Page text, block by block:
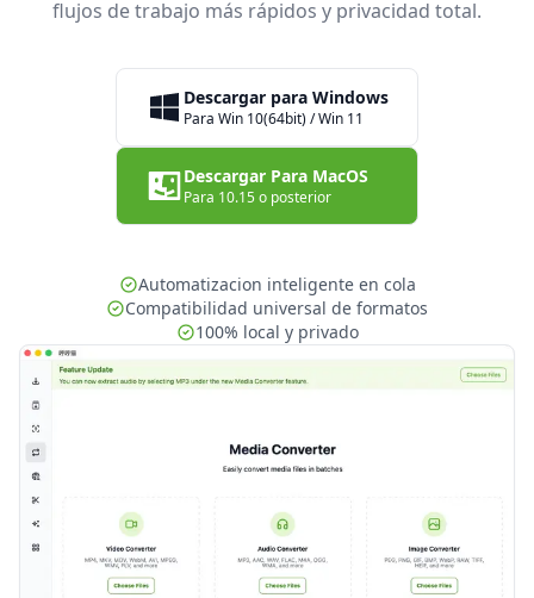
flujos de trabajo más rápidos y privacidad total.
Descargar para Windows
Para Win 10(64bit) / Win 11
Descargar Para MacOS
Para 10.15 o posterior
Automatizacion inteligente en cola
Compatibilidad universal de formatos
100% local y privado